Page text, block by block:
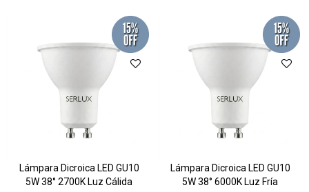
Lámpara Dicroica LED GU10
5W 38° 2700K Luz Cálida
Lámpara Dicroica LED GU10
5W 38° 6000K Luz Fría